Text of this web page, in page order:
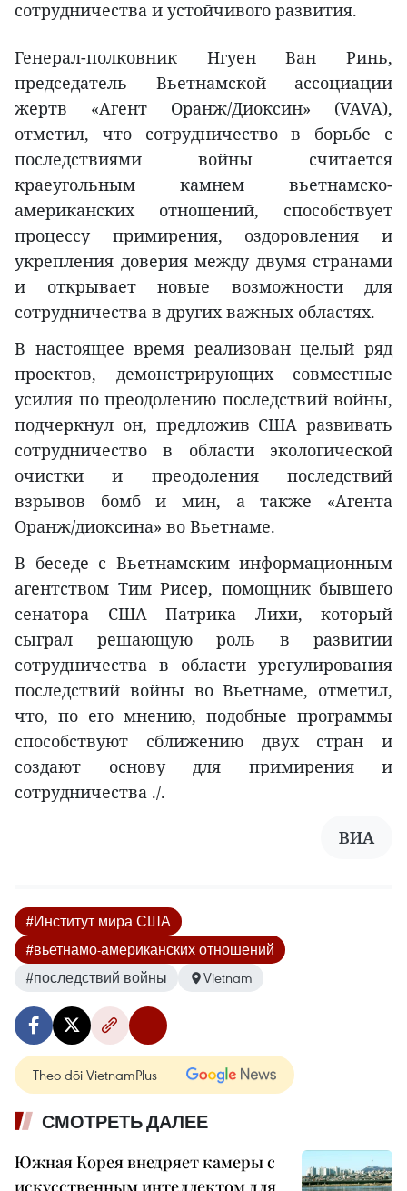
сотрудничества и устойчивого развития.
Генерал-полковник Нгуен Ван Ринь,
председатель Вьетнамской ассоциации
жертв «Агент Оранж/Диоксин» (VAVA),
отметил, что сотрудничество в борьбе с
последствиями войны считается
краеугольным камнем вьетнамско-
американских отношений, способствует
процессу примирения, оздоровления и
укрепления доверия между двумя странами
и открывает новые возможности для
сотрудничества в других важных областях.
В настоящее время реализован целый ряд
проектов, демонстрирующих совместные
усилия по преодолению последствий войны,
подчеркнул он, предложив США развивать
сотрудничество в области экологической
очистки и преодоления последствий
взрывов бомб и мин, а также «Агента
Оранж/диоксина» во Вьетнаме.
В беседе с Вьетнамским информационным
агентством Тим Рисер, помощник бывшего
сенатора США Патрика Лихи, который
сыграл решающую роль в развитии
сотрудничества в области урегулирования
последствий войны во Вьетнаме, отметил,
что, по его мнению, подобные программы
способствуют сближению двух стран и
создают основу для примирения и
сотрудничества ./.
ВИА
#Институт мира США
#вьетнамо-американских отношений
#последствий войны
Vietnam
Theo dõi VietnamPlus
СМОТРЕТЬ ДАЛЕЕ
Южная Корея внедряет камеры с